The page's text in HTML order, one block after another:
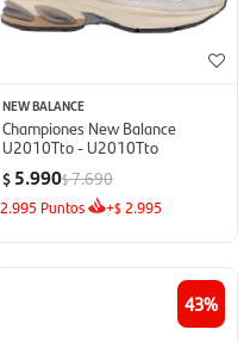
NEW BALANCE
Championes New Balance
U2010Tto - U2010Tto
$ 5.990$7.690
2.995 Puntos +$ 2.995
43